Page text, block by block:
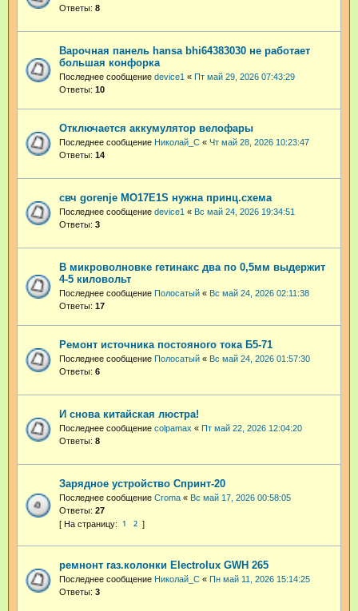
Ответы: 8
Варочная панель hansa bhi64383030 не работает
большая конфорка
Последнее сообщение device1 « Пт май 29, 2026 07:43:29
Ответы: 10
Отключается аккумулятор велофары
Последнее сообщение Николай_С « Чт май 28, 2026 10:23:47
Ответы: 14
свч gorenje MO17E1S нужна принц.схема
Последнее сообщение device1 « Вс май 24, 2026 19:34:51
Ответы: 3
В микроволновке гетинакс два по 0,5мм выдержит
4-5 киловольт
Последнее сообщение Полосатый « Вс май 24, 2026 02:11:38
Ответы: 17
Ремонт источника постояного тока Б5-71
Последнее сообщение Полосатый « Вс май 24, 2026 01:57:30
Ответы: 6
И снова китайская люстра!
Последнее сообщение colpamax « Пт май 22, 2026 12:04:20
Ответы: 8
Зарядное устройство Спринт-20
Последнее сообщение Croma « Вс май 17, 2026 00:58:05
Ответы: 27
1 2
ремнонт газ.колонки Electrolux GWH 265
Последнее сообщение Николай_С « Пн май 11, 2026 15:14:25
Ответы: 3